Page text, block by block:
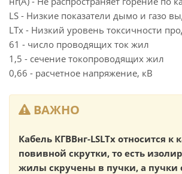
LS - Низкие показатели дымо и газо
LTx - Низкий уровень токсичности
61 - число проводящих ток жил
1,5 - сечение токопроводящих жил
0,66 - расчетное напряжение, кВ
ВАЖНО
Кабель КГВВнг-LSLTx относится к
повивной скрутки, то есть
жилы скручены в пучки, а пучки